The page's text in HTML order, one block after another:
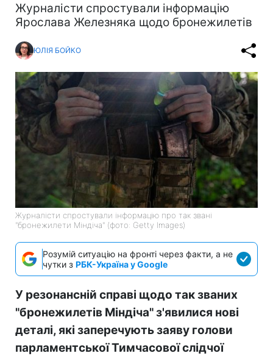
Журналісти спростували інформацію
Ярослава Железняка щодо бронежилетів
ЮЛІЯ БОЙКО
Журналісти спростували інформацію про так звані
"бронежилети Міндіча" (фото: Getty Images)
Розумій ситуацію на фронті через факти, а не
чутки з РБК-Україна у Google
У резонансній справі щодо так званих
"бронежилетів Міндіча" з'явилися нові
деталі, які заперечують заяву голови
парламентської Тимчасової слідчої